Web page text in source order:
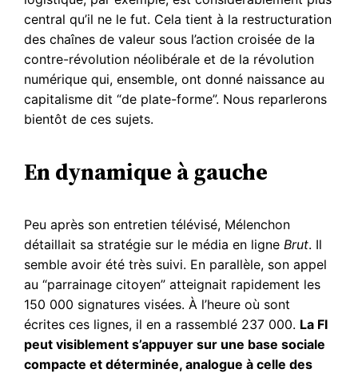
central qu’il ne le fut. Cela tient à la restructuration
des chaînes de valeur sous l’action croisée de la
contre-révolution néolibérale et de la révolution
numérique qui, ensemble, ont donné naissance au
capitalisme dit “de plate-forme”. Nous reparlerons
bientôt de ces sujets.
En dynamique à gauche
Peu après son entretien télévisé, Mélenchon
détaillait sa stratégie sur le média en ligne Brut. Il
semble avoir été très suivi. En parallèle, son appel
au “parrainage citoyen” atteignait rapidement les
150 000 signatures visées. À l’heure où sont
écrites ces lignes, il en a rassemblé 237 000. La FI
peut visiblement s’appuyer sur une base sociale
compacte et déterminée, analogue à celle des